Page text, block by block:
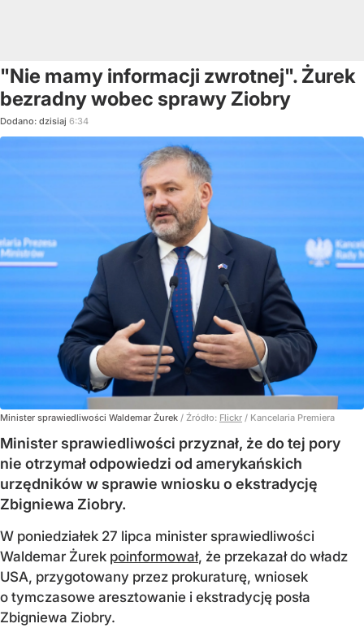
"Nie mamy informacji zwrotnej". Żurek
bezradny wobec sprawy Ziobry
Dodano: dzisiaj 6:34
Minister sprawiedliwości Waldemar Żurek / Źródło: Flickr / Kancelaria Premiera
Minister sprawiedliwości przyznał, że do tej pory
nie otrzymał odpowiedzi od amerykańskich
urzędników w sprawie wniosku o ekstradycję
Zbigniewa Ziobry.
W poniedziałek 27 lipca minister sprawiedliwości
Waldemar Żurek poinformował, że przekazał do władz
USA, przygotowany przez prokuraturę, wniosek
o tymczasowe aresztowanie i ekstradycję posła
Zbigniewa Ziobry.